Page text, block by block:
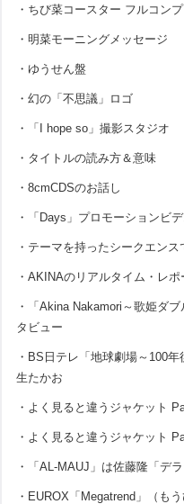
・ちび菜コースター フルコンプ
・明菜モーニングメッセージ
・ゆうせん盤
・幻の「不思議」ロゴ
・「I hope so」撮影スタジオ
・タイトルの読み方＆意味
・8cmCDSのお話し
・「Days」プロモーションビ
・テーマを持ったシークエンス
・AKINAのリアルタイム・レ
・「Akina Nakamori～歌姫ダ
タビュー
・BS日テレ「地球劇場～100
生たかお
・よく見ると違うジャケット
・よく見ると違うジャケット
・「AL-MAUJ」は佐藤隆「デ
・EUROX「Megatrend」（も